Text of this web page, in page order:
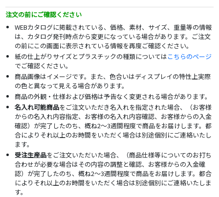
注文の前にご確認ください
WEBカタログに掲載されている、価格、素材、サイズ、重量等の情報
は、カタログ発刊時点から変更になっている場合があります。ご注文
の前にこの画面に表示されている情報を再度ご確認ください。
紙の仕上がりサイズとプラスチックの種類についてはこちらのページ
でご確認ください。
商品画像はイメージです。また、色合いはディスプレイの特性上実際
の色と異なって見える場合があります。
商品の外観・仕様および価格は予告なく変更される場合があります。
名入れ可能商品をご注文いただき名入れを指定された場合、（お客様
からの名入れ内容指定、お客様の名入れ内容確認、お客様からの入金
確認）が完了したのち、概ね2～3週間程度で商品をお届けします。都
合によりそれ以上のお時間をいただく場合は別途個別にご連絡いたし
ます。
受注生産品をご注文いただいた場合、（商品仕様等についてのお打ち
合わせが必要な場合はその内容の調整と確認、お客様からの入金確
認）が完了したのち、概ね2～3週間程度で商品をお届けします。都合
によりそれ以上のお時間をいただく場合は別途個別にご連絡いたしま
す。